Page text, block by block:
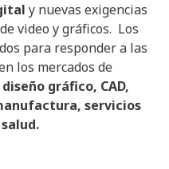
y nuevas exigencias
video y gráficos. Los
para responder a las
los mercados de
gráfico, CAD,
servicios